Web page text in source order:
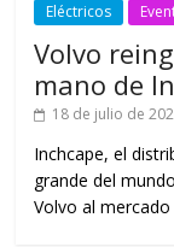
Eléctricos
Volvo
mano de
18 de julio de
Inchcape, el
grande del
Volvo al